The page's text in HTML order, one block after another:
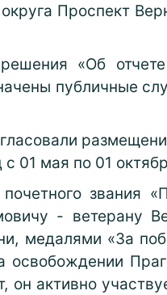
Проспект
«Об
публичные
01 мая по 01
звания
- ветерану
медалями «За
освобождении
он активно